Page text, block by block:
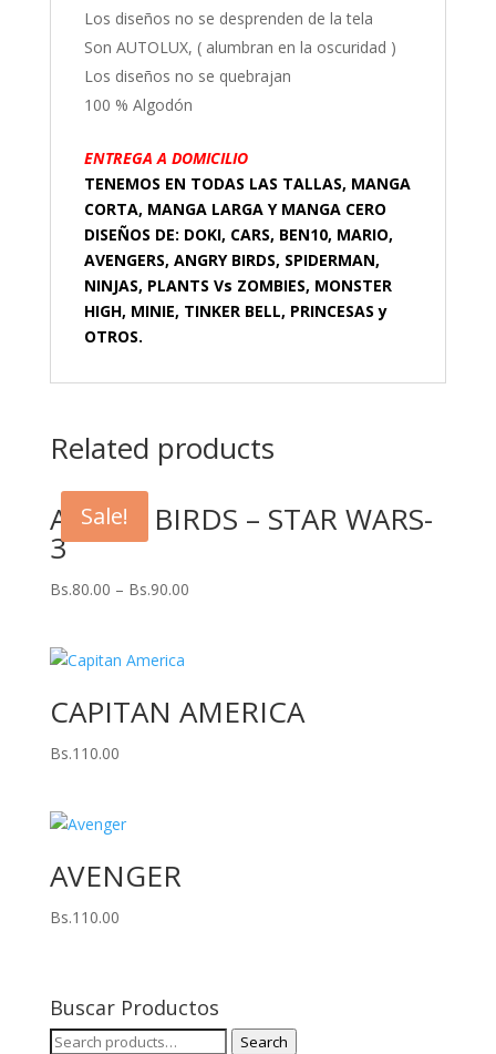
Los diseños no se desprenden de la tela
Son AUTOLUX, ( alumbran en la oscuridad )
Los diseños no se quebrajan
100 % Algodón
ENTREGA A DOMICILIO
TENEMOS EN TODAS LAS TALLAS, MANGA
CORTA, MANGA LARGA Y MANGA CERO
DISEÑOS DE: DOKI, CARS, BEN10, MARIO,
AVENGERS, ANGRY BIRDS, SPIDERMAN,
NINJAS, PLANTS Vs ZOMBIES, MONSTER
HIGH, MINIE, TINKER BELL, PRINCESAS y
OTROS.
Related products
Sale!
ANGRY BIRDS – STAR WARS-
3
Bs.80.00 – Bs.90.00
CAPITAN AMERICA
Bs.110.00
AVENGER
Bs.110.00
Buscar Productos
Search
Search